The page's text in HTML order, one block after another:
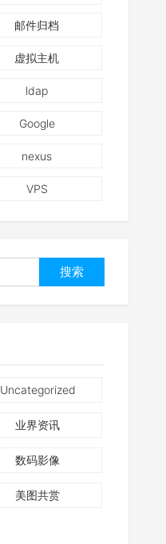
邮件归档
虚拟主机
ldap
Google
nexus
VPS
搜索
Uncategorized
业界资讯
数码影像
美图共赏